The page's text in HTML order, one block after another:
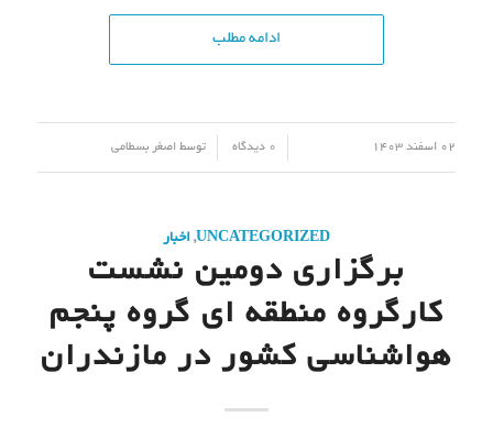
ادامه مطلب
02 اسفند 1403 0 دیدگاه توسط اصغر بسطامی
UNCATEGORIZED
, اخبار
برگزاری دومین نشست
کارگروه منطقه ای گروه پنجم
هواشناسی کشور در مازندران